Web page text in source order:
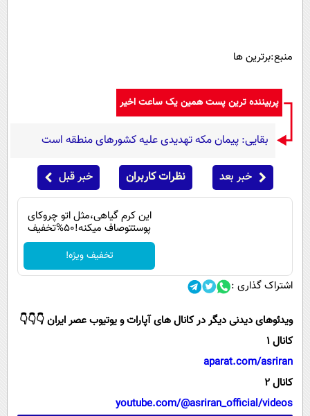
منبع:برترین ها
پربیننده ترین پست همین یک ساعت اخیر
بقایی: پیمان مکه تهدیدی علیه کشورهای منطقه است
خبر بعد نظرات کاربران خبر قبل
این کرم گیاهی،مثل اتو چروکای
پوستتوصاف میکنه!50%تخفیف
تخفیف ویژه!
اشتراک گذاری :
ویدئوهای دیدنی دیگر در کانال های آپارات و یوتیوب عصر ایران 👇👇👇
کانال 1
aparat.com/asriran
کانال 2
youtube.com/@asriran_official/videos